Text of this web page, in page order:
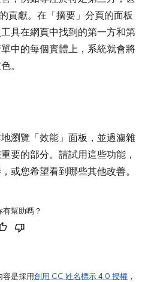
貢獻。在「摘要」 分頁的面板
具在網頁中找到的第一方和第
中的每個實體上，系統就會將
。
瀏覽「效能」面板，並過濾雜
要的部分。請試用這些功能，
或您希望看到哪些其他改善。
有幫助嗎？
容是採用創用 CC 姓名標示 4.0 授權 ，